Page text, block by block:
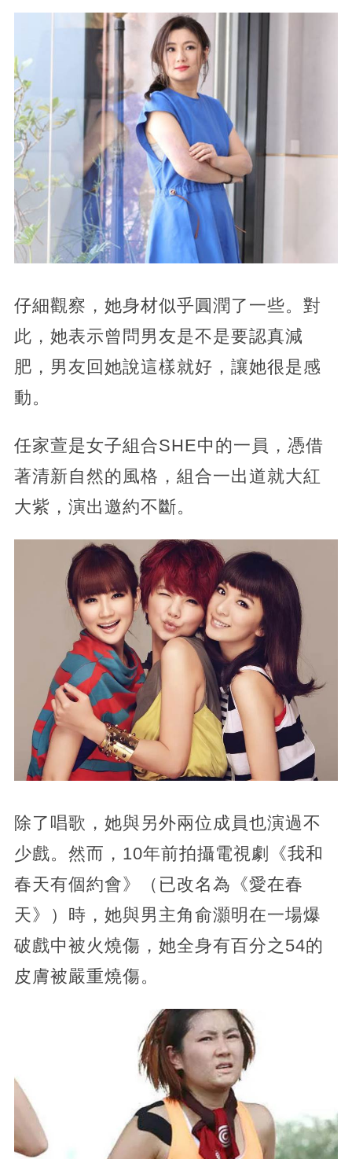
仔細觀察，她身材似乎圓潤了一些。對
此，她表示曾問男友是不是要認真減
肥，男友回她說這樣就好，讓她很是感
動。
任家萱是女子組合SHE中的一員，憑借
著清新自然的風格，組合一出道就大紅
大紫，演出邀約不斷。
除了唱歌，她與另外兩位成員也演過不
少戲。然而，10年前拍攝電視劇《我和
春天有個約會》（已改名為《愛在春
天》）時，她與男主角俞灝明在一場爆
破戲中被火燒傷，她全身有百分之54的
皮膚被嚴重燒傷。